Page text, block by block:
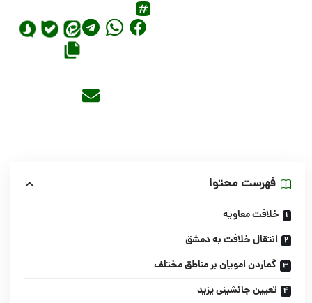
فهرست محتوا
خلافت معاویه
انتقال خلافت به دمشق
گماردن امویان بر مناطق مختلف
تعیین جانشینی یزید